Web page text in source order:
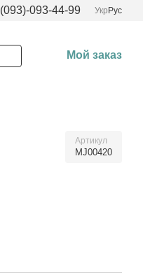
(093)-093-44-99 Укр Рус
Мой заказ
Артикул
MJ00420